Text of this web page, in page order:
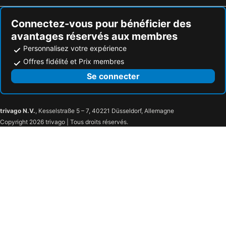
Hôtels Rosyth
Hôtels Grantown-on-Spey
Connectez-vous pour bénéficier des
avantages réservés aux membres
Personnalisez votre expérience
Offres fidélité et Prix membres
Se connecter
trivago N.V., Kesselstraße 5 – 7, 40221 Düsseldorf, Allemagne
Copyright 2026 trivago | Tous droits réservés.